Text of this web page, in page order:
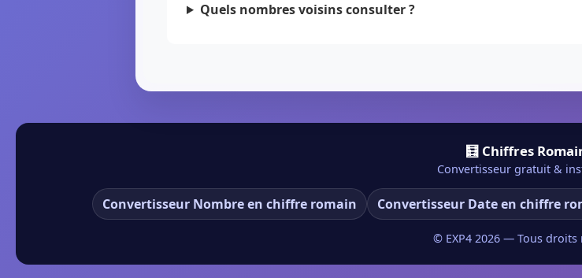
Quels nombres voisins consulter ?
🧮 Chiffres
Convertisseur gratuit &
Convertisseur Nombre en chiffre romain Convertisseur Date en chiffre
© EXP4 2026 — Tous droits